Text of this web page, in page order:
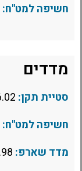
חשיפה למט"ח:
מדדים
סטיית תקן:
חשיפה למט"ח:
מדד שארפ: